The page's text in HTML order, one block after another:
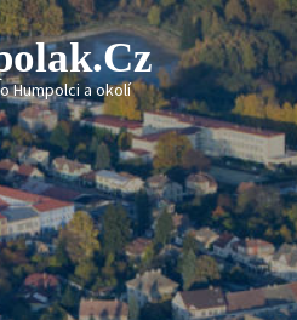
Humpolci a okolí